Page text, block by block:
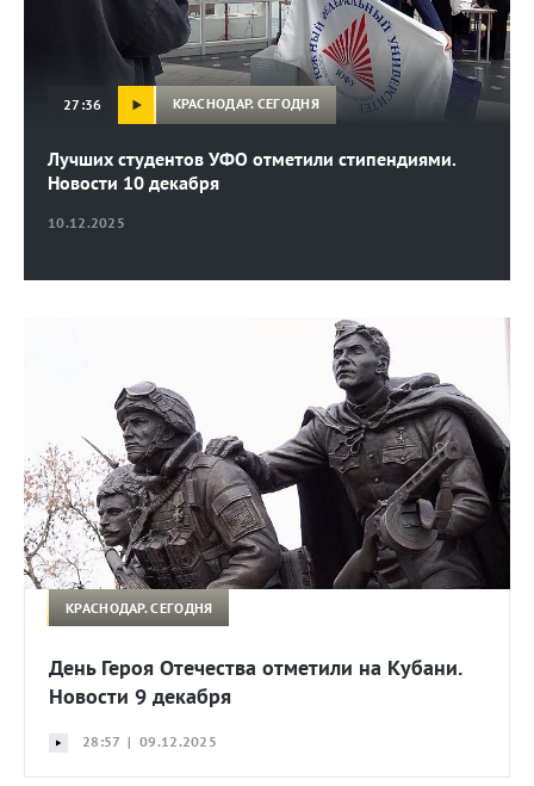
10.12.2025
Лучших студентов УФО отметили стипендиями.
Новости 10 декабря
27:36 КРАСНОДАР. СЕГОДНЯ
КРАСНОДАР. СЕГОДНЯ
День Героя Отечества отметили на Кубани.
Новости 9 декабря
28:57 | 09.12.2025